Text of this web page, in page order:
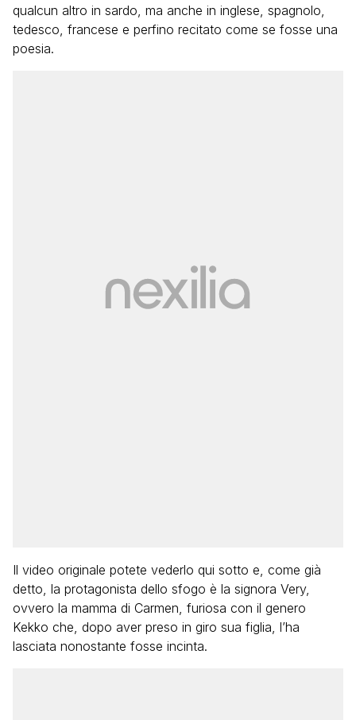
qualcun altro in sardo, ma anche in inglese, spagnolo,
tedesco, francese e perfino recitato come se fosse una
poesia.
Il video originale potete vederlo qui sotto e, come già
detto, la protagonista dello sfogo è la signora Very,
ovvero la mamma di Carmen, furiosa con il genero
Kekko che, dopo aver preso in giro sua figlia, l’ha
lasciata nonostante fosse incinta.